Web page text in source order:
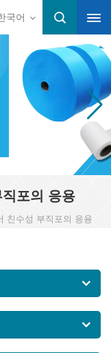
국어
포의 응용
친수성 부직포의 응용